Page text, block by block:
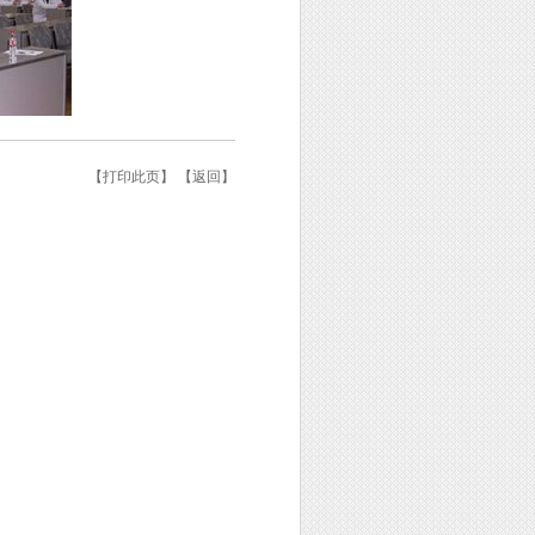
【打印此页】 【返回 】